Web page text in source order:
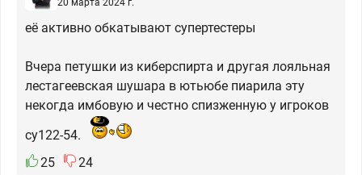
её активно обкатывают супертестеры
Вчера петушки из киберспирта и другая лояльная
лестагеевская шушара в ютьюбе пиарила эту
некогда имбовую и честно спизженную у игроков
су122-54.
25
24